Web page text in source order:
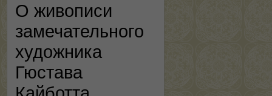
О живописи
замечательного
художника
Гюстава